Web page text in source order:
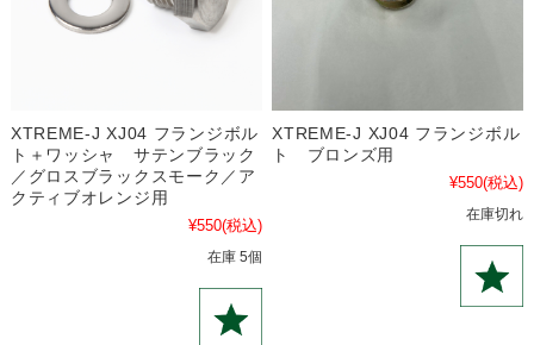
XTREME-J XJ04 フランジボル
ト＋ワッシャ サテンブラック
／グロスブラックスモーク／ア
クティブオレンジ用
¥550(税込)
在庫 5個
XTREME-J XJ04 フランジボル
ト ブロンズ用
¥550(税込)
在庫切れ